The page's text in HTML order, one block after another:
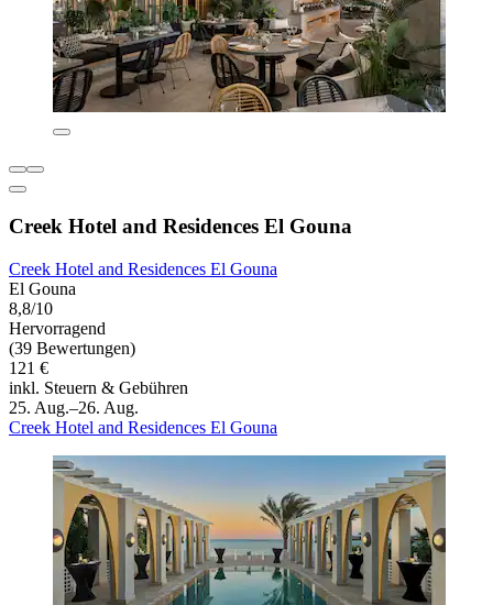
Creek Hotel and Residences El Gouna
Creek Hotel and Residences El Gouna
El Gouna
8,8/10
Hervorragend
(39 Bewertungen)
121 €
inkl. Steuern & Gebühren
25. Aug.–26. Aug.
Creek Hotel and Residences El Gouna